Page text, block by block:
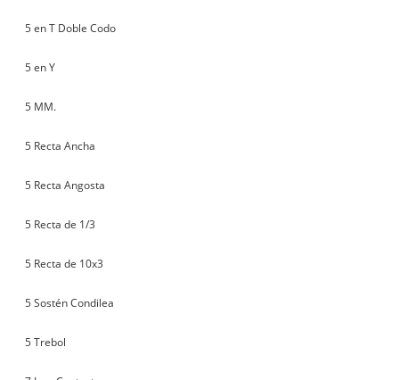
5 en T Doble Codo
5 en Y
5 MM.
5 Recta Ancha
5 Recta Angosta
5 Recta de 1/3
5 Recta de 10x3
5 Sostén Condilea
5 Trebol